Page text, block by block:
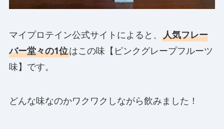
マイプロテイン公式サイトによると、 人気フレー
バー堂々の1位はこの味【ピンクグレープフルーツ
味】です。
どんな味なのかワクワクしながら飲みました！